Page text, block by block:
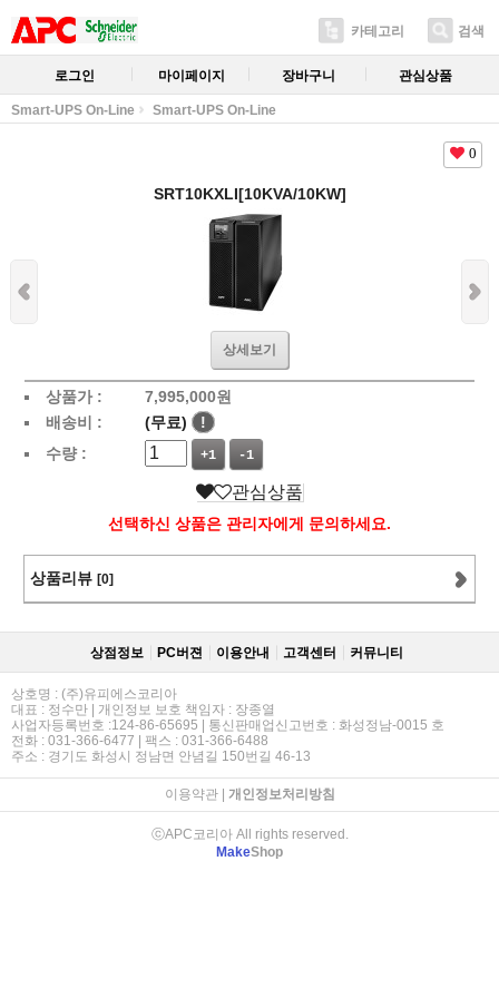
카테고리 검색
로그인 마이페이지 장바구니 관심상품
Smart-UPS On-Line Smart-UPS On-Line
0
SRT10KXLI[10KVA/10KW]
상세보기
상품가 : 7,995,000원
배송비 :
(무료)
!
수량 :
+1 -1
관심상품
선택하신 상품은 관리자에게 문의하세요.
상품리뷰 [0]
상점정보 PC버젼 이용안내 고객센터 커뮤니티
상호명 : (주)유피에스코리아
대표 : 정수만 | 개인정보 보호 책임자 : 장종열
사업자등록번호 :124-86-65695 | 통신판매업신고번호 : 화성정남-0015 호
전화 : 031-366-6477 | 팩스 : 031-366-6488
주소 : 경기도 화성시 정남면 안념길 150번길 46-13
이용약관| 개인정보처리방침
ⓒAPC코리아 All rights reserved.
MakeShop